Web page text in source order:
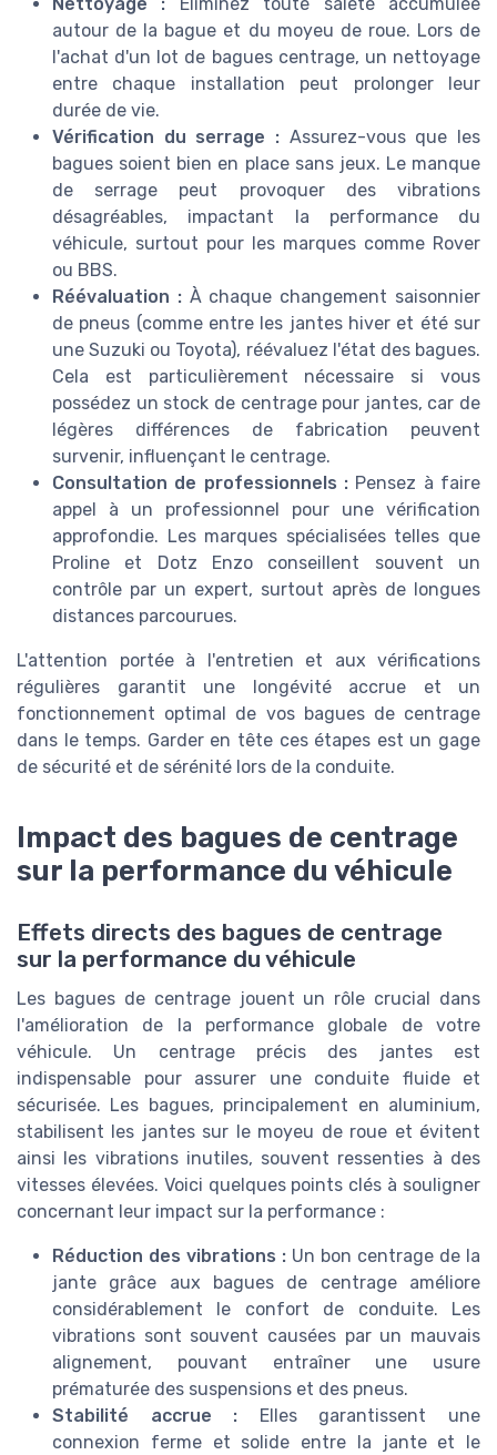
autour de la bague et du moyeu de roue. Lors de
l'achat d'un lot de bagues centrage, un nettoyage
entre chaque installation peut prolonger leur
durée de vie.
Vérification du serrage : Assurez-vous que les
bagues soient bien en place sans jeux. Le manque
de serrage peut provoquer des vibrations
désagréables, impactant la performance du
véhicule, surtout pour les marques comme Rover
ou BBS.
Réévaluation : À chaque changement saisonnier
de pneus (comme entre les jantes hiver et été sur
une Suzuki ou Toyota), réévaluez l'état des bagues.
Cela est particulièrement nécessaire si vous
possédez un stock de centrage pour jantes, car de
légères différences de fabrication peuvent
survenir, influençant le centrage.
Consultation de professionnels : Pensez à faire
appel à un professionnel pour une vérification
approfondie. Les marques spécialisées telles que
Proline et Dotz Enzo conseillent souvent un
contrôle par un expert, surtout après de longues
distances parcourues.
L'attention portée à l'entretien et aux vérifications
régulières garantit une longévité accrue et un
fonctionnement optimal de vos bagues de centrage
dans le temps. Garder en tête ces étapes est un gage
de sécurité et de sérénité lors de la conduite.
Impact des bagues de centrage
sur la performance du véhicule
Effets directs des bagues de centrage
sur la performance du véhicule
Les bagues de centrage jouent un rôle crucial dans
l'amélioration de la performance globale de votre
véhicule. Un centrage précis des jantes est
indispensable pour assurer une conduite fluide et
sécurisée. Les bagues, principalement en aluminium,
stabilisent les jantes sur le moyeu de roue et évitent
ainsi les vibrations inutiles, souvent ressenties à des
vitesses élevées. Voici quelques points clés à souligner
concernant leur impact sur la performance :
Réduction des vibrations : Un bon centrage de la
jante grâce aux bagues de centrage améliore
considérablement le confort de conduite. Les
vibrations sont souvent causées par un mauvais
alignement, pouvant entraîner une usure
prématurée des suspensions et des pneus.
Stabilité accrue : Elles garantissent une
connexion ferme et solide entre la jante et le